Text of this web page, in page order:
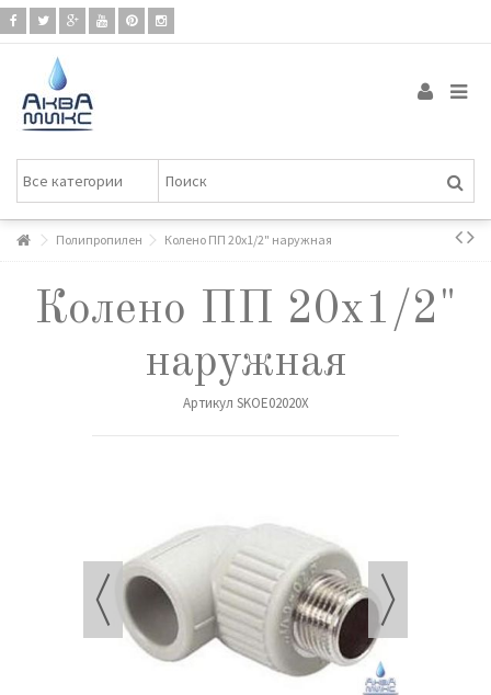
Полипропилен Колено ПП 20х1/2" наружная
Колено ПП 20х1/2"
наружная
Артикул SKOE02020X